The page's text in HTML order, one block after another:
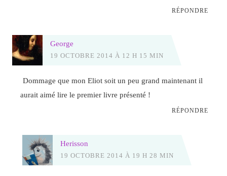
RÉPONDRE
George
19 OCTOBRE 2014 À 12 H 15 MIN
Dommage que mon Eliot soit un peu grand maintenant il
aurait aimé lire le premier livre présenté !
RÉPONDRE
Herisson
19 OCTOBRE 2014 À 19 H 28 MIN